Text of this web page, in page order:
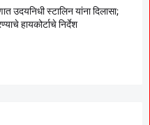
उदयनिधी स्टालिन यांना दिलासा;
हायकोर्टाचे निर्देश